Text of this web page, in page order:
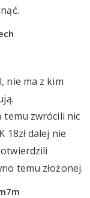
nie ma z kim
temu zwrócili nic
18zł dalej nie
temu złożonej.